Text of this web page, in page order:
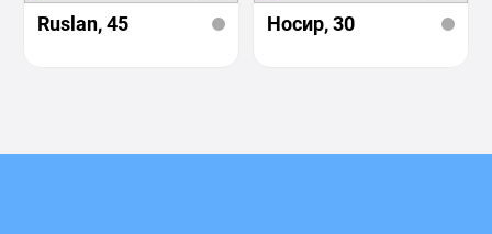
Ruslan, 45 Носир, 30